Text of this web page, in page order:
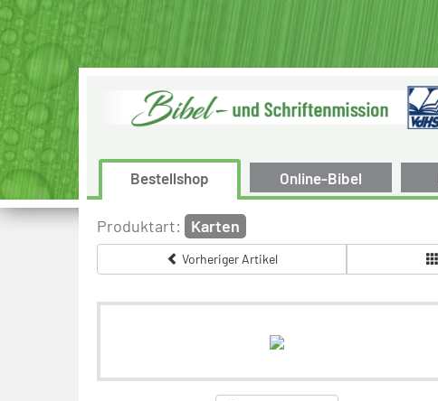
Bestellshop Online-Bibel
Produktart: Karten
Vorheriger Artikel